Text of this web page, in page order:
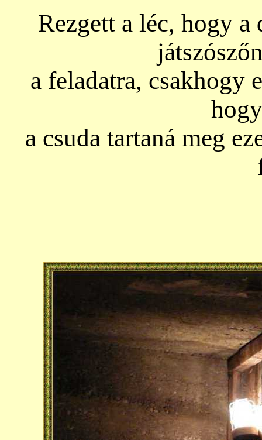
Rezgett a léc, hogy a
a feladatra, csakhogy
a csuda tartaná meg